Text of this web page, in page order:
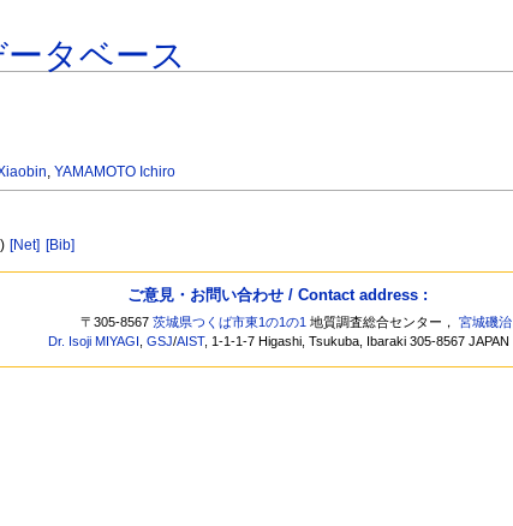
タベース
,YAMAMOTO Ichiro
[Net] [Bib]
ご意見・お問い合わせ / Contact address :
〒305-8567茨城県つくば市東1の1の1 地質調査総合センター，宮城磯治
Dr. Isoji MIYAGI ,GSJ/AIST, 1-1-1-7 Higashi, Tsukuba, Ibaraki 305-8567 JAPAN